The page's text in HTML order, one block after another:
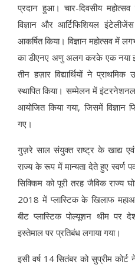
प्रदान हुआ। चार-दिवसीय
विज्ञान और आर्टिफिशियल
आकर्षित किया। विज्ञान महोत्सव में
का डीएनए अणु अलग करके एक नया
तीन हज़ार विद्यार्थियों ने
स्थापित किया। सम्मेलन में
आयोजित किया गया, जिसमें विज्ञान
गए।
गुज़रे साल संयुक्त राष्ट्र के खाद्य
राज्य के रूप में मान्यता देते हुए स्वर्ण
सिक्किम को पूरी तरह जैविक राज्य
2018 में प्लास्टिक के खिलाफ
बीट प्लास्टिक पोल्यूशन थीम पर
इस्तेमाल पर प्रतिबंध लगाया गया।
इसी वर्ष 14 सितंबर को सुप्रीम कोर्ट